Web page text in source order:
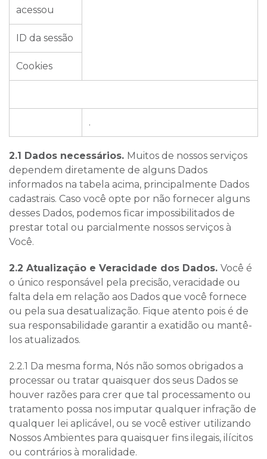
acessou
ID da sessão
Cookies
.
2.1 Dados necessários. Muitos de nossos serviços
dependem diretamente de alguns Dados
informados na tabela acima, principalmente Dados
cadastrais. Caso você opte por não fornecer alguns
desses Dados, podemos ficar impossibilitados de
prestar total ou parcialmente nossos serviços à
Você.
2.2 Atualização e Veracidade dos Dados. Você é
o único responsável pela precisão, veracidade ou
falta dela em relação aos Dados que você fornece
ou pela sua desatualização. Fique atento pois é de
sua responsabilidade garantir a exatidão ou mantê-
los atualizados.
2.2.1 Da mesma forma, Nós não somos obrigados a
processar ou tratar quaisquer dos seus Dados se
houver razões para crer que tal processamento ou
tratamento possa nos imputar qualquer infração de
qualquer lei aplicável, ou se você estiver utilizando
Nossos Ambientes para quaisquer fins ilegais, ilícitos
ou contrários à moralidade.